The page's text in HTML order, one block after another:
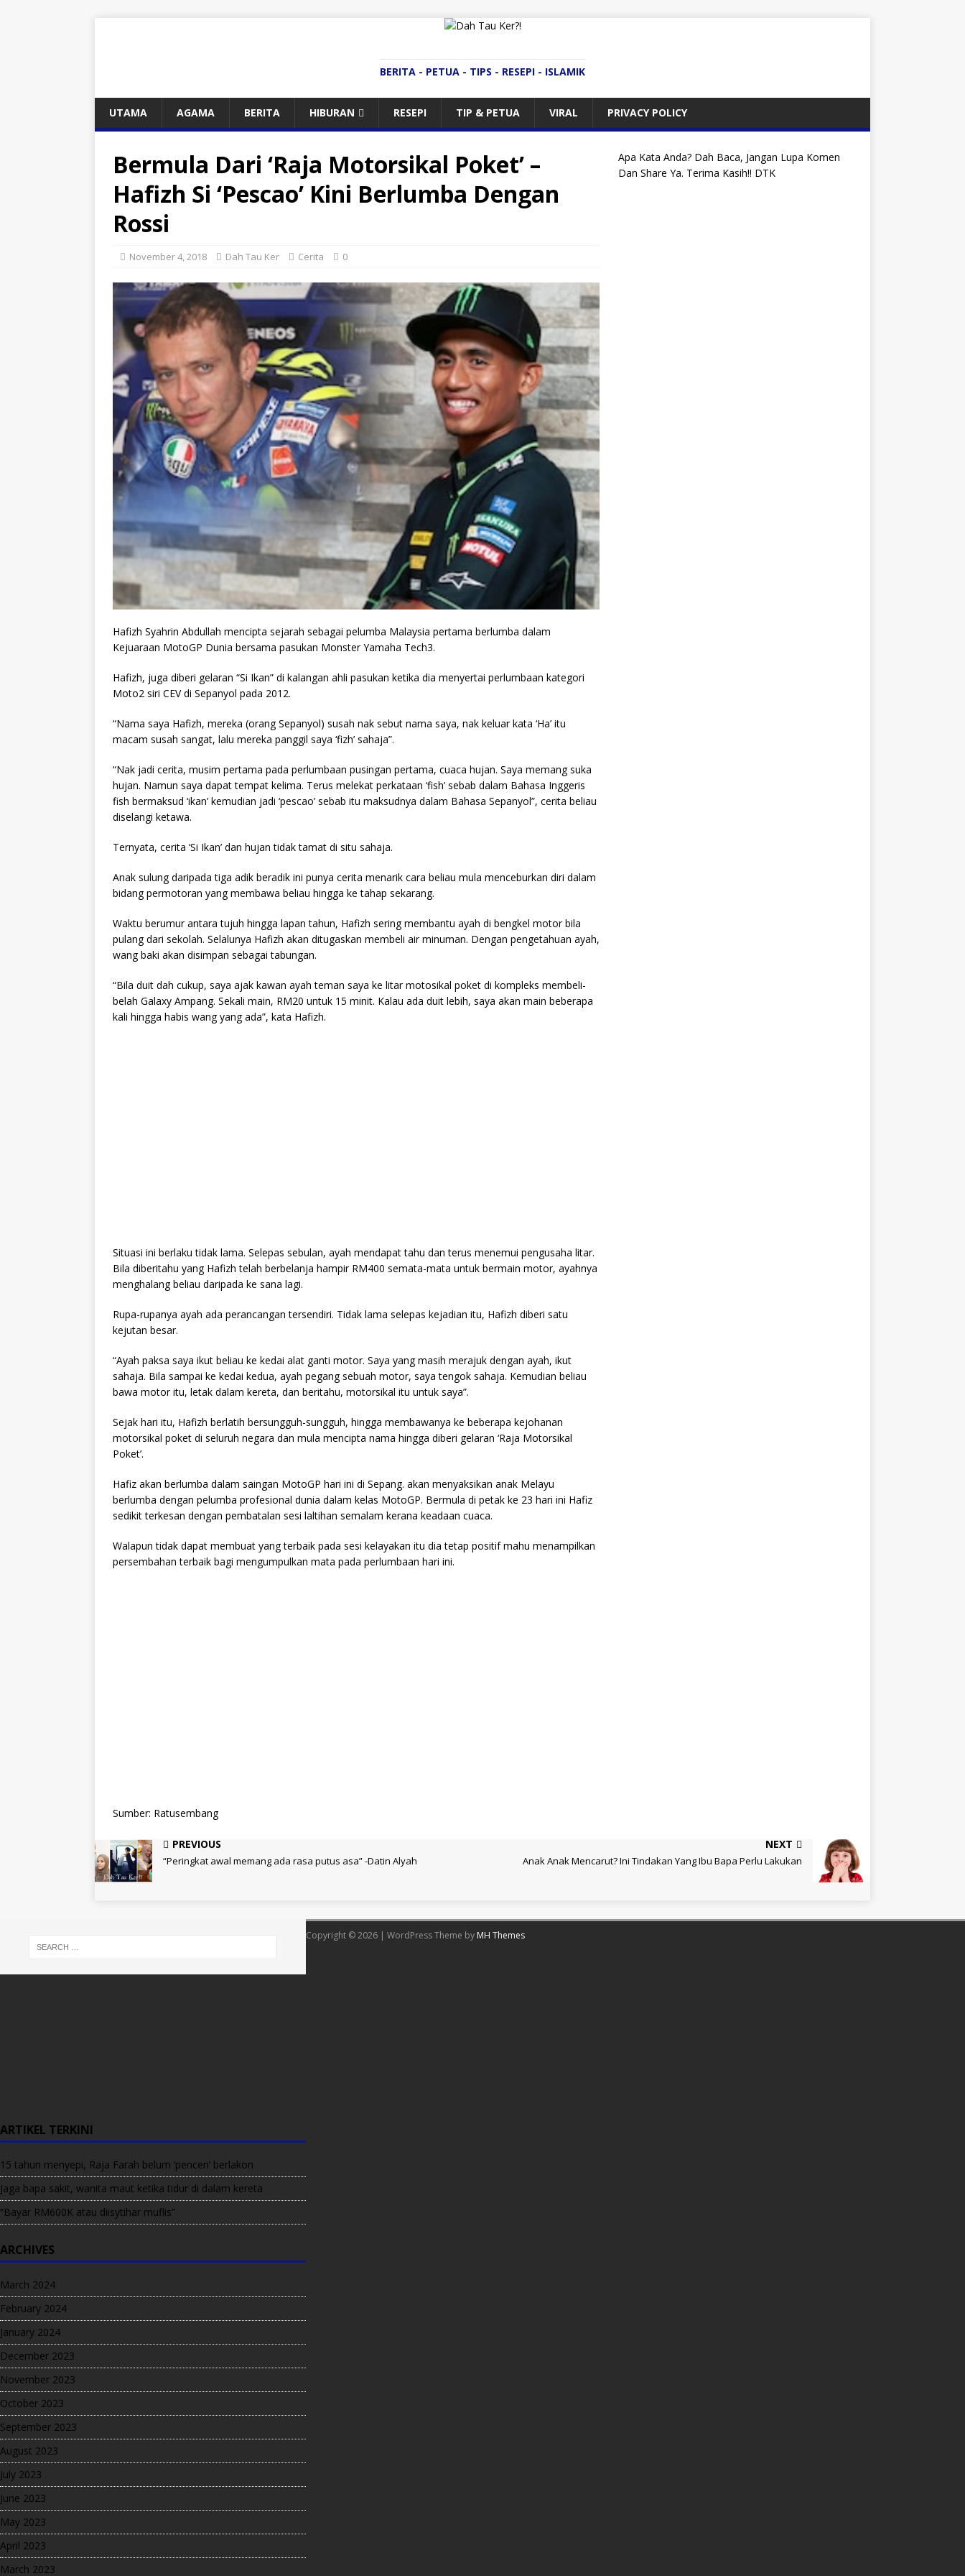
BERITA - PETUA - TIPS - RESEPI - ISLAMIK
UTAMA AGAMA BERITA HIBURAN RESEPI TIP & PETUA VIRAL PRIVACY POLICY
Bermula Dari ‘Raja Motorsikal Poket’ –
Hafizh Si ‘Pescao’ Kini Berlumba Dengan
Rossi
November 4, 2018 Dah Tau Ker Cerita 0
Hafizh Syahrin Abdullah mencipta sejarah sebagai pelumba Malaysia pertama berlumba dalam
Kejuaraan MotoGP Dunia bersama pasukan Monster Yamaha Tech3.
Hafizh, juga diberi gelaran “Si Ikan” di kalangan ahli pasukan ketika dia menyertai perlumbaan kategori
Moto2 siri CEV di Sepanyol pada 2012.
“Nama saya Hafizh, mereka (orang Sepanyol) susah nak sebut nama saya, nak keluar kata ‘Ha’ itu
macam susah sangat, lalu mereka panggil saya ‘fizh’ sahaja”.
“Nak jadi cerita, musim pertama pada perlumbaan pusingan pertama, cuaca hujan. Saya memang suka
hujan. Namun saya dapat tempat kelima. Terus melekat perkataan ‘fish’ sebab dalam Bahasa Inggeris
fish bermaksud ‘ikan’ kemudian jadi ‘pescao’ sebab itu maksudnya dalam Bahasa Sepanyol”, cerita beliau
diselangi ketawa.
Ternyata, cerita ‘Si Ikan’ dan hujan tidak tamat di situ sahaja.
Anak sulung daripada tiga adik beradik ini punya cerita menarik cara beliau mula menceburkan diri dalam
bidang permotoran yang membawa beliau hingga ke tahap sekarang.
Waktu berumur antara tujuh hingga lapan tahun, Hafizh sering membantu ayah di bengkel motor bila
pulang dari sekolah. Selalunya Hafizh akan ditugaskan membeli air minuman. Dengan pengetahuan ayah,
wang baki akan disimpan sebagai tabungan.
“Bila duit dah cukup, saya ajak kawan ayah teman saya ke litar motosikal poket di kompleks membeli-
belah Galaxy Ampang. Sekali main, RM20 untuk 15 minit. Kalau ada duit lebih, saya akan main beberapa
kali hingga habis wang yang ada”, kata Hafizh.
Situasi ini berlaku tidak lama. Selepas sebulan, ayah mendapat tahu dan terus menemui pengusaha litar.
Bila diberitahu yang Hafizh telah berbelanja hampir RM400 semata-mata untuk bermain motor, ayahnya
menghalang beliau daripada ke sana lagi.
Rupa-rupanya ayah ada perancangan tersendiri. Tidak lama selepas kejadian itu, Hafizh diberi satu
kejutan besar.
“Ayah paksa saya ikut beliau ke kedai alat ganti motor. Saya yang masih merajuk dengan ayah, ikut
sahaja. Bila sampai ke kedai kedua, ayah pegang sebuah motor, saya tengok sahaja. Kemudian beliau
bawa motor itu, letak dalam kereta, dan beritahu, motorsikal itu untuk saya”.
Sejak hari itu, Hafizh berlatih bersungguh-sungguh, hingga membawanya ke beberapa kejohanan
motorsikal poket di seluruh negara dan mula mencipta nama hingga diberi gelaran ‘Raja Motorsikal
Poket’.
Hafiz akan berlumba dalam saingan MotoGP hari ini di Sepang. akan menyaksikan anak Melayu
berlumba dengan pelumba profesional dunia dalam kelas MotoGP. Bermula di petak ke 23 hari ini Hafiz
sedikit terkesan dengan pembatalan sesi laltihan semalam kerana keadaan cuaca.
Walapun tidak dapat membuat yang terbaik pada sesi kelayakan itu dia tetap positif mahu menampilkan
persembahan terbaik bagi mengumpulkan mata pada perlumbaan hari ini.
Apa Kata Anda? Dah Baca, Jangan Lupa Komen
Dan Share Ya. Terima Kasih!! DTK
Sumber: Ratusembang
PREVIOUS
“Peringkat awal memang ada rasa putus asa” -Datin Alyah
NEXT
Anak Anak Mencarut? Ini Tindakan Yang Ibu Bapa Perlu Lakukan
ARTIKEL TERKINI
15 tahun menyepi, Raja Farah belum ‘pencen’ berlakon
Jaga bapa sakit, wanita maut ketika tidur di dalam kereta
“Bayar RM600K atau diisytihar muflis”
ARCHIVES
March 2024
February 2024
January 2024
December 2023
November 2023
October 2023
September 2023
August 2023
July 2023
June 2023
May 2023
April 2023
March 2023
Copyright © 2026 | WordPress Theme by MH Themes